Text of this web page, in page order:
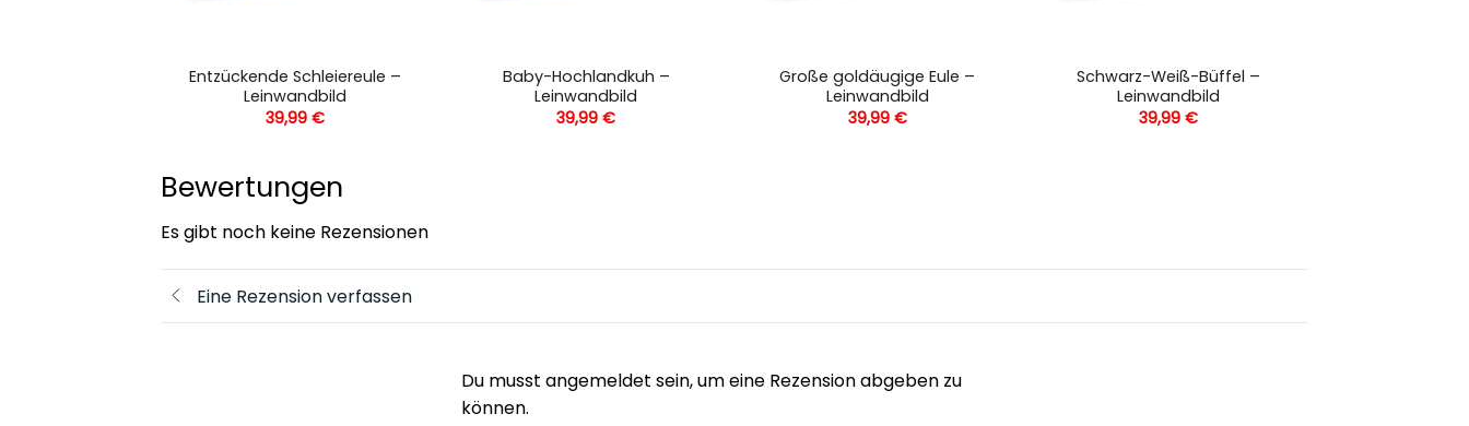
Entzückende Schleiereule –
Leinwandbild
39,99€
Baby-Hochlandkuh –
Leinwandbild
39,99€
Große goldäugige Eule –
Leinwandbild
39,99 €
Schwarz-Weiß-Büffel –
Leinwandbild
39,99 €
Bewertungen
Es gibt noch keine Rezensionen
Eine Rezension verfassen
Du musst angemeldet sein, um eine Rezension abgeben zu
können.